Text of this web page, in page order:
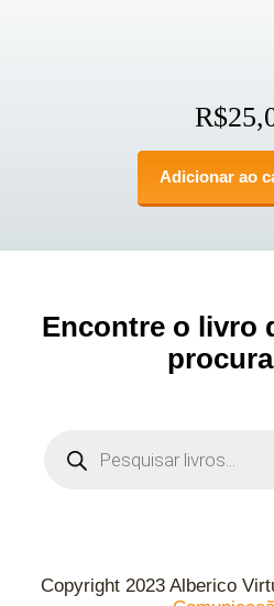
R$
Adicionar ao
Encontre o livro
Copyright 2023 Alberico